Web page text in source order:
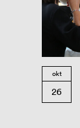
okt
26